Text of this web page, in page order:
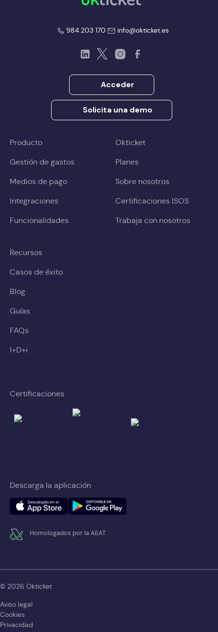
984 203 170 info@okticket.es
LinkedInTwitterInstagramFacebook
Acceder
Solicita una demo
Producto
Gestión de gastos
Medios de pago
Integraciones
Funcionalidades
Okticket
Planes
Sobre nosotros
Certificaciones ISOS
Trabaja con nosotros
Recursos
Casos de éxito
Blog
Guías
FAQs
I+D+i
Certificaciones
Descarga la aplicación
Homologados por la AEAT
© 2026 Okticket
Aviso legal
Cookies
Privacidad